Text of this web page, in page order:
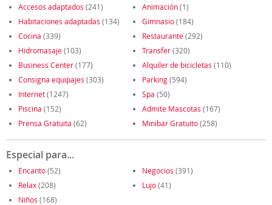
Accesos adaptados (241) Animación(1)
Habitaciones adaptadas (134) Gimnasio(184)
Cocina (339) Restaurante(292)
Hidromasaje(103) Transfer(320)
Business Center(177) Alquiler de bicicletas (110)
Consigna equipajes (303) Parking(594)
Internet(1247) Spa (50)
Piscina (152) Admite Mascotas (167)
Prensa Gratuita (62) Minibar Gratuito(258)
Especial para...
Encanto(52) Negocios (391)
Relax(208) Lujo(41)
Niños (168)